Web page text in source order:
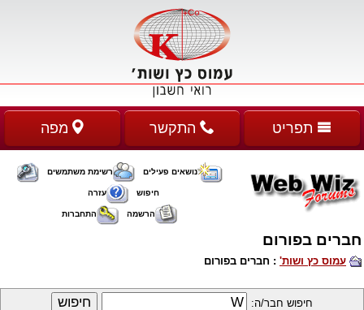
תפריט התקשר מפה
נושאים פעילים רשימת משתמשים
חיפוש עזרה
הרשמה התחברות
חברים בפורום
עמוס כץ ושות' : חברים בפורום
חיפוש חבר/ה: